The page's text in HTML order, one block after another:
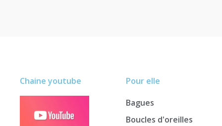
Pour elle
Bagues
Boucles d'oreilles
Chaine youtube